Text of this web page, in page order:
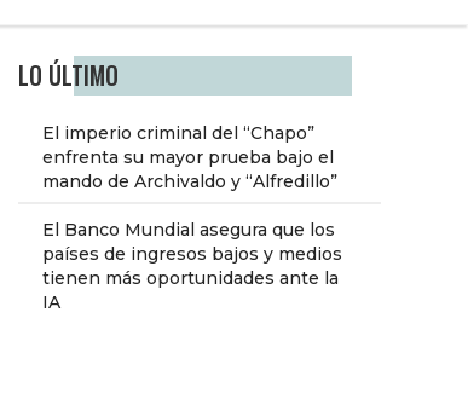
LO ÚLTIMO
El imperio criminal del “Chapo”
enfrenta su mayor prueba bajo el
mando de Archivaldo y “Alfredillo”
El Banco Mundial asegura que los
países de ingresos bajos y medios
tienen más oportunidades ante la
IA